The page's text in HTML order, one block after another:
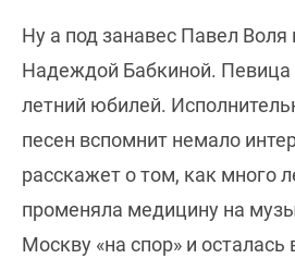
Ну а под занавес Павел Воля
Надеждой Бабкиной. Певица
летний юбилей.
песен вспомнит немало
расскажет о том, как много
променяла медицину на
Москву «на спор» и осталась